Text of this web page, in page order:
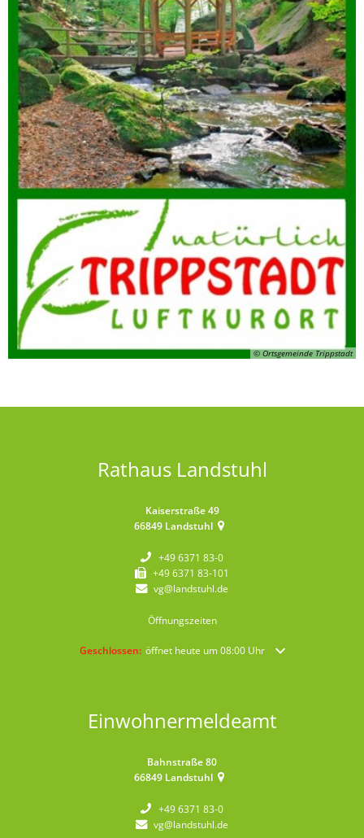
© Ortsgemeinde Trippstadt
Rathaus Landstuhl
Kaiserstraße 49
66849 Landstuhl
+49 6371 83-0
+49 6371 83-101
vg@landstuhl.de
Öffnungszeiten
Klicken, um weitere Öffnungs- oder Schließzeiten
Geschlossen: öffnet heute um 08:00 Uhr
Einwohnermeldeamt
Bahnstraße 80
66849 Landstuhl
+49 6371 83-0
vg@landstuhl.de